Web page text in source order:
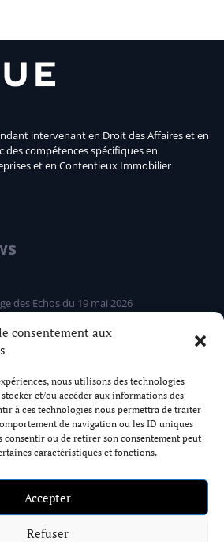
consentement aux
nous utilisons des technologies
et/ou accéder aux informations des
à ces technologies nous permettra de traiter
de navigation ou les ID uniques
consentir ou de retirer son consentement peut
caractéristiques et fonctions.
Accepter
Refuser
intervenant en Droit des Affaires et en
des compétences spécifiques en
et en Contentieux Immobilier
des Echos du 19 mai 2026
d’Entreprises Distress 24 mars 2026
d’Entreprises Distress 5 mars 2026
Paris